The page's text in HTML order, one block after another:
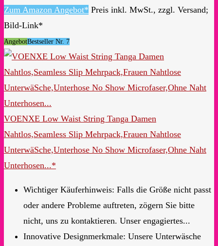
Zum Amazon Angebot* Preis inkl. MwSt., zzgl. Versand;
Bild-Link*
AngebotBestseller Nr. 7
VOENXE Low Waist String Tanga Damen
Nahtlos,Seamless Slip Mehrpack,Frauen Nahtlose
UnterwäSche,Unterhose No Show Microfaser,Ohne Naht
Unterhosen...*
Wichtiger Käuferhinweis: Falls die Größe nicht passt
oder andere Probleme auftreten, zögern Sie bitte
nicht, uns zu kontaktieren. Unser engagiertes...
Innovative Designmerkmale: Unsere Unterwäsche